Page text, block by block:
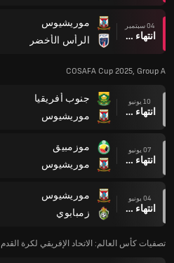
04 سبتمبر
انتهاء وقت المباراة
موريشيوس
الرأس الأخضر
COSAFA Cup 2025, Group A
10 يونيو
انتهاء وقت المباراة
جنوب أفريقيا
موريشيوس
07 يونيو
انتهاء وقت المباراة
موزمبيق
موريشيوس
04 يونيو
انتهاء وقت المباراة
موريشيوس
زمبابوي
تصفيات كأس العالم: الاتحاد الإفريقي لكرة القدم